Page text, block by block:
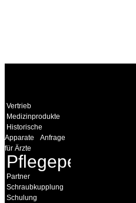
Vertrieb
Medizinprodukte
Historische
Apparate
Anfrage
für Ärzte
Pflegepersonal
Partner
Schraubkupplung
Schulung